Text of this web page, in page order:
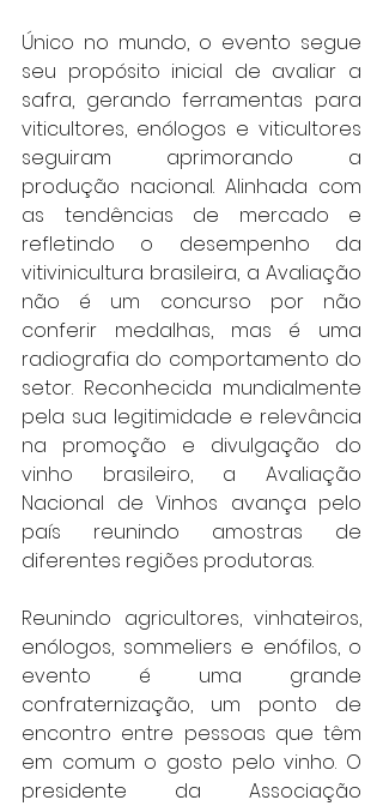
Único no mundo, o evento segue
seu propósito inicial de avaliar a
safra, gerando ferramentas para
viticultores, enólogos e viticultores
seguiram aprimorando a
produção nacional. Alinhada com
as tendências de mercado e
refletindo o desempenho da
vitivinicultura brasileira, a Avaliação
não é um concurso por não
conferir medalhas, mas é uma
radiografia do comportamento do
setor. Reconhecida mundialmente
pela sua legitimidade e relevância
na promoção e divulgação do
vinho brasileiro, a Avaliação
Nacional de Vinhos avança pelo
país reunindo amostras de
diferentes regiões produtoras.
Reunindo agricultores, vinhateiros,
enólogos, sommeliers e enófilos, o
evento é uma grande
confraternização, um ponto de
encontro entre pessoas que têm
em comum o gosto pelo vinho. O
presidente da Associação